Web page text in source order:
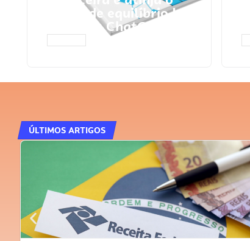
ponto de equilíbrio |
Prompts ChatGPT
ÚLTIMOS ARTIGOS